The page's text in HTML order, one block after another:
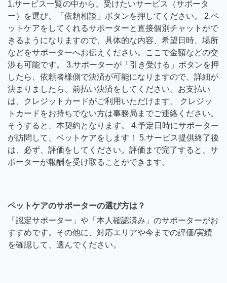
1.サービス一覧の中から、受けたいサービス（サポータ
ー）を選び、「依頼相談」ボタンを押してください。 2.ペ
ットケアをしてくれるサポーターと直接個別チャットがで
きるようになりますので、具体的な内容、希望日時、場所
などをサポーターへお伝えください。ここで金額などの交
渉も可能です。 3.サポーターが「引き受ける」ボタンを押
したら、依頼者様側で決済が可能になりますので、詳細が
決まりましたら、前払い決済をしてください。お支払い
は、クレジットカードがご利用いただけます。 クレジッ
トカードをお持ちでない方は事務局までご連絡ください。
そうすると、本契約となります。 4.予定日時にサポーター
が訪問して、ペットケアをします！ 5.サービス提供終了後
は、必ず、評価をしてください。評価まで完了すると、サ
ポーターが報酬を受け取ることができます。
ペットケアのサポーターの選び方は？
「認定サポーター」や「本人確認済み」のサポーターがお
すすめです。その他に、対応エリアや今までの評価/実績
を確認して、選んでください。